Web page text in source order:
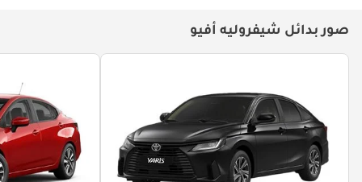
صور بدائل شيفروليه أفيو